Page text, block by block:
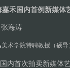
禾国内首例新媒体
海涛
术学院特聘教授（硕
内首次拍卖新媒体